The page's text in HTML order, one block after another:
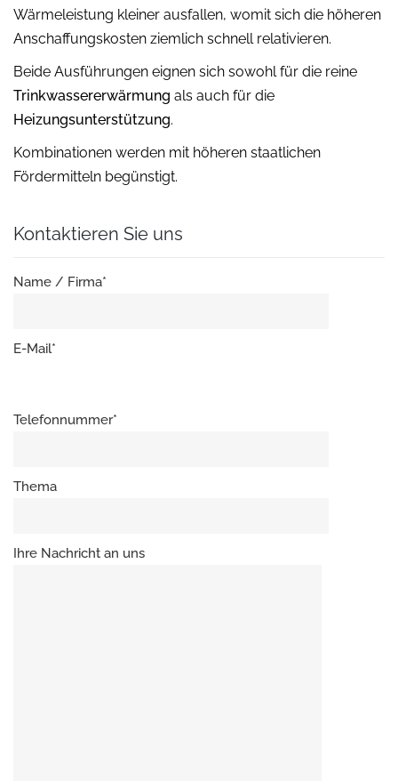
Wärmeleistung kleiner ausfallen, womit sich die höheren
Anschaffungskosten ziemlich schnell relativieren.
Beide Ausführungen eignen sich sowohl für die reine
Trinkwassererwärmung als auch für die
Heizungsunterstützung.
Kombinationen werden mit höheren staatlichen
Fördermitteln begünstigt.
Kontaktieren Sie uns
Name / Firma*
E-Mail*
Telefonnummer*
Thema
Ihre Nachricht an uns